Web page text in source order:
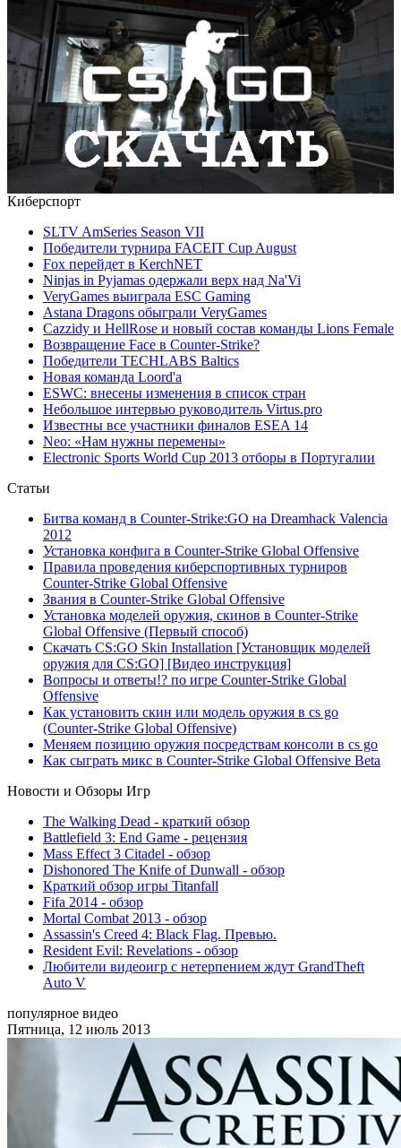
Киберспорт
SLTV AmSeries Season VII
Победители турнира FACEIT Cup August
Fox перейдет в KerchNET
Ninjas in Pyjamas одержали верх над Na'Vi
VeryGames выиграла ESC Gaming
Astana Dragons обыграли VeryGames
Cazzidy и HellRose и новый состав команды Lions Female
Возвращение Face в Counter-Strike?
Победители TECHLABS Baltics
Новая команда Loord'а
ESWC: внесены изменения в список стран
Небольшое интервью руководитель Virtus.pro
Известны все участники финалов ESEA 14
Neo: «Нам нужны перемены»
Electronic Sports World Cup 2013 отборы в Португалии
Статьи
Битва команд в Counter-Strike:GO на Dreamhack Valencia
2012
Установка конфига в Counter-Strike Global Offensive
Правила проведения киберспортивных турниров
Counter-Strike Global Offensive
Звания в Counter-Strike Global Offensive
Установка моделей оружия, скинов в Counter-Strike
Global Offensive (Первый способ)
Скачать CS:GO Skin Installation [Установщик моделей
оружия для CS:GO] [Видео инструкция]
Вопросы и ответы!? по игре Counter-Strike Global
Offensive
Как установить скин или модель оружия в cs go
(Counter-Strike Global Offensive)
Меняем позицию оружия посредствам консоли в cs go
Как сыграть микс в Counter-Strike Global Offensive Beta
Новости и Обзоры Игр
The Walking Dead - краткий обзор
Battlefield 3: End Game - рецензия
Mass Effect 3 Citadel - обзор
Dishonored The Knife of Dunwall - обзор
Краткий обзор игры Titаnfall
Fifa 2014 - обзор
Mortal Combat 2013 - обзор
Assassin's Creed 4: Black Flag. Превью.
Resident Evil: Revelations - обзор
Любители видеоигр с нетерпением ждут GrandTheft
Auto V
популярное видео
Пятница, 12 июль 2013